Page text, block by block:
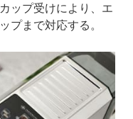
ップ受けにより、エ
プまで対応する。